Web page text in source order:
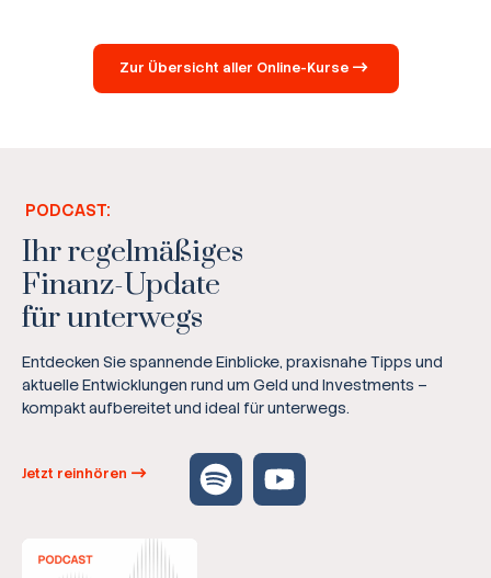
Zur Übersicht aller Online-Kurse
PODCAST:
Ihr regelmäßiges
Finanz-Update
für unterwegs
Entdecken Sie spannende Einblicke, praxisnahe Tipps und
aktuelle Entwicklungen rund um Geld und Investments –
kompakt aufbereitet und ideal für unterwegs.
Jetzt reinhören